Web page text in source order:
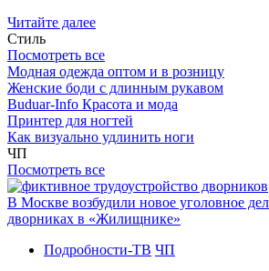
Читайте далее
Стиль
Посмотреть все
Модная одежда оптом и в розницу
Женские боди с длинным рукавом
Buduar-Info Красота и мода
Принтер для ногтей
Как визуально удлинить ноги
ЧП
Посмотреть все
В Москве возбудили новое уголовное
дворниках в «Жилищнике»
Подробности-ТВ ЧП